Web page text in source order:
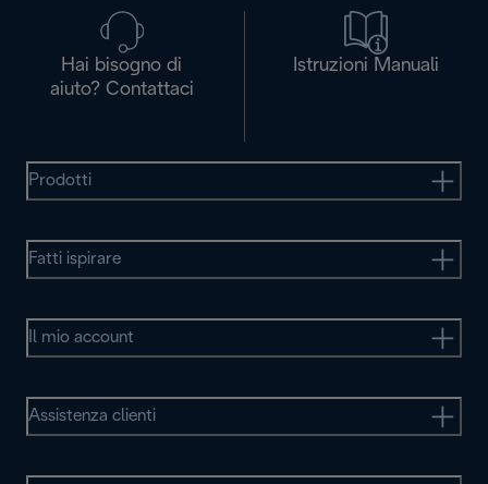
Hai bisogno di
aiuto? Contattaci
Istruzioni Manuali
Prodotti
Fatti ispirare
Il mio account
Assistenza clienti